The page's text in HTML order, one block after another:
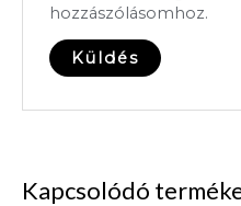
hozzászólásomhoz.
Kapcsolódó